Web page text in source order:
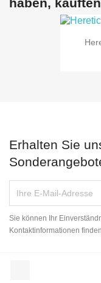
Erhalten Sie
Sie können Ihr
Kontaktinformationen